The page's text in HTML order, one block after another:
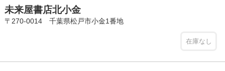
未来屋書店北小金
〒270-0014 千葉県松戸市小金1番地
在庫なし